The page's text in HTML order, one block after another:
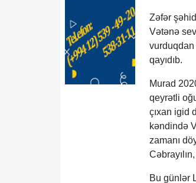
Zəfər
Vətənə
vurduqdan
qayıdıb.
Murad
qeyrətli
çıxan igid
kəndində
zamanı
Bu günlər